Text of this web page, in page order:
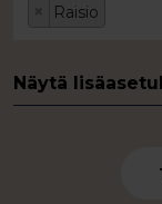
Raisio
Näytä